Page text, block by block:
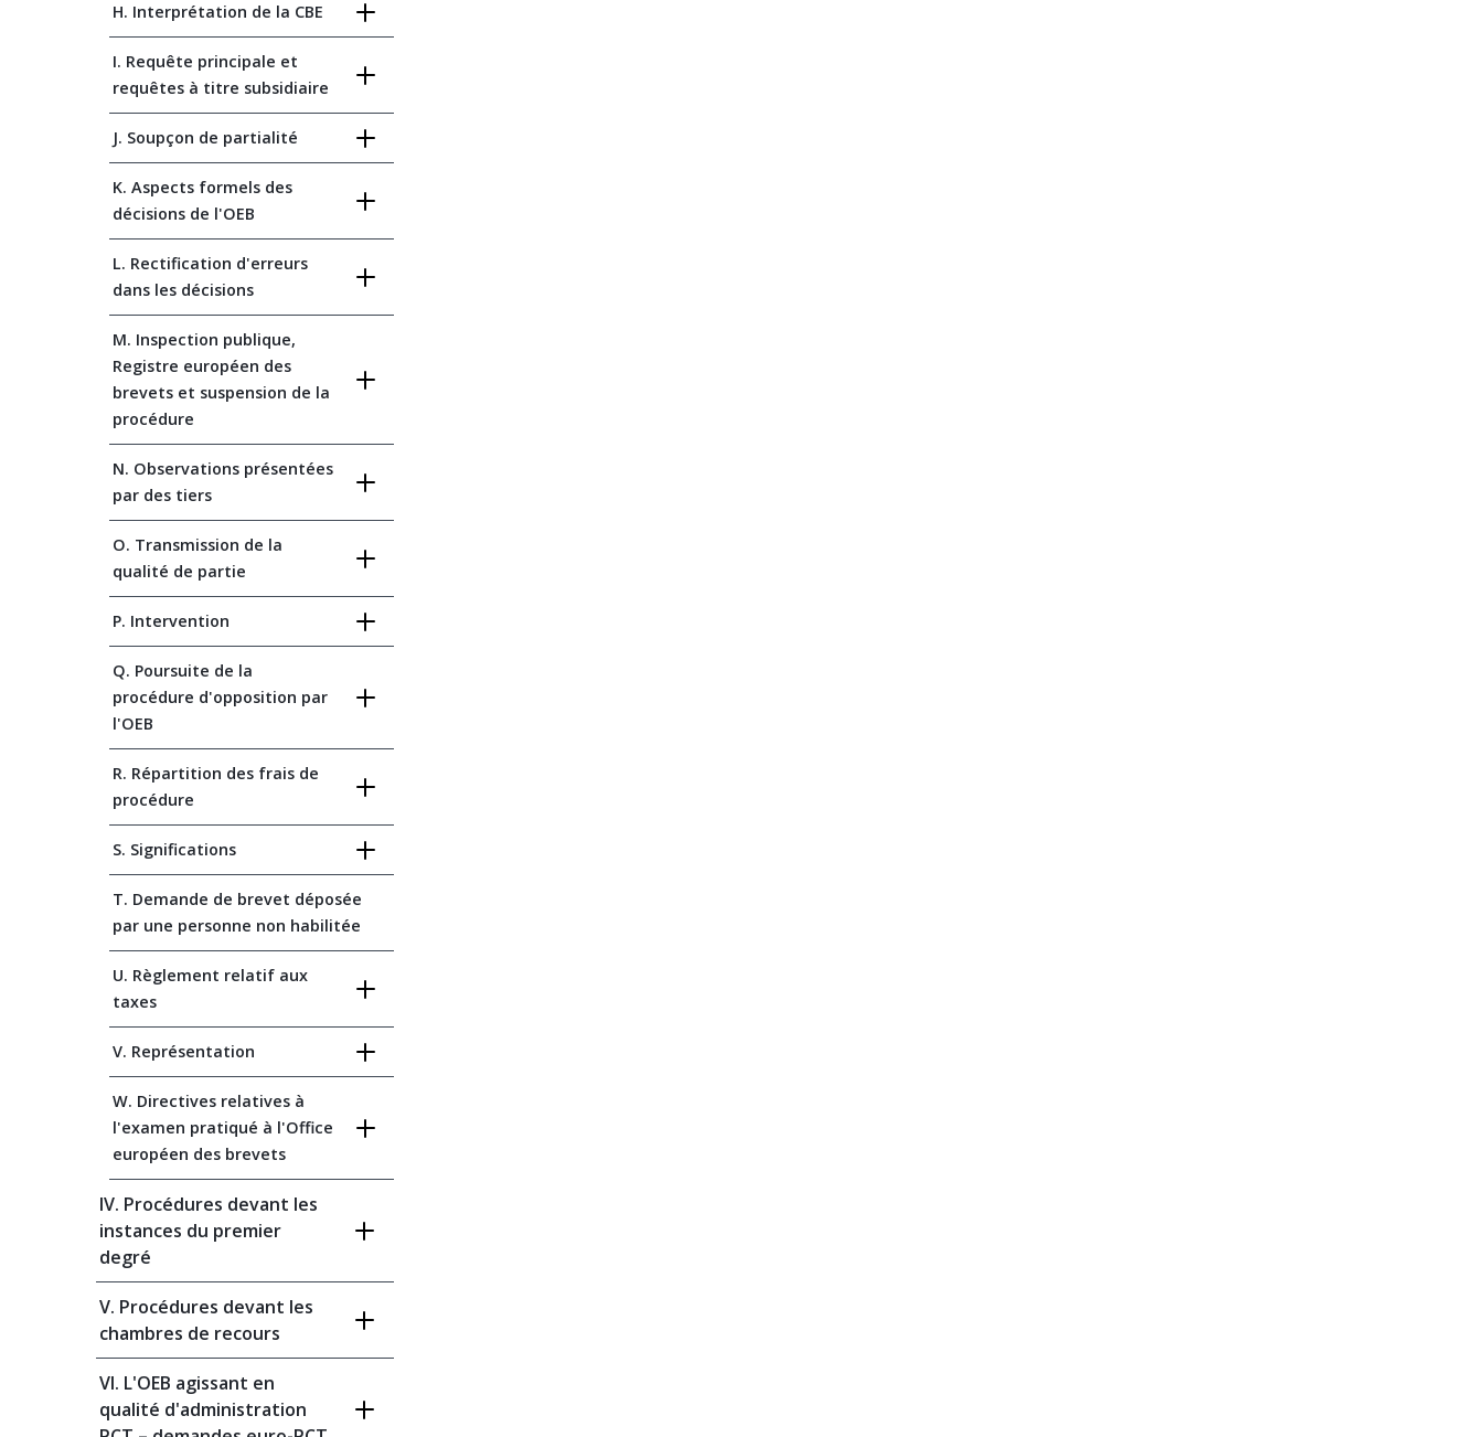
H. Interprétation de la CBE
I. Requête principale et
requêtes à titre subsidiaire
J. Soupçon de partialité
K. Aspects formels des
décisions de l'OEB
L. Rectification d'erreurs
dans les décisions
M. Inspection publique,
Registre européen des
brevets et suspension de la
procédure
N. Observations présentées
par des tiers
O. Transmission de la
qualité de partie
P. Intervention
Q. Poursuite de la
procédure d'opposition par
l'OEB
R. Répartition des frais de
procédure
S. Significations
T. Demande de brevet déposée
par une personne non habilitée
U. Règlement relatif aux
taxes
V. Représentation
W. Directives relatives à
l'examen pratiqué à l'Office
européen des brevets
IV. Procédures devant les
instances du premier
degré
V. Procédures devant les
chambres de recours
VI. L'OEB agissant en
qualité d'administration